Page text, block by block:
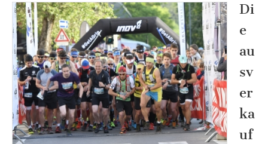
Di
e
au
sv
er
ka
uf